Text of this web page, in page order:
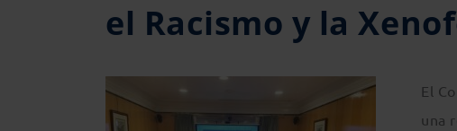
el Racismo y la
El
una